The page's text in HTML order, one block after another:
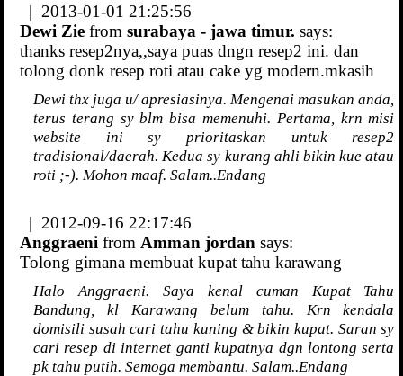
| 2013-01-01 21:25:56
Dewi Zie from surabaya - jawa timur. says:
thanks resep2nya,,saya puas dngn resep2 ini. dan
tolong donk resep roti atau cake yg modern.mkasih
Dewi thx juga u/ apresiasinya. Mengenai masukan anda,
terus terang sy blm bisa memenuhi. Pertama, krn misi
website ini sy prioritaskan untuk resep2
tradisional/daerah. Kedua sy kurang ahli bikin kue atau
roti ;-). Mohon maaf. Salam..Endang
| 2012-09-16 22:17:46
Anggraeni from Amman jordan says:
Tolong gimana membuat kupat tahu karawang
Halo Anggraeni. Saya kenal cuman Kupat Tahu
Bandung, kl Karawang belum tahu. Krn kendala
domisili susah cari tahu kuning & bikin kupat. Saran sy
cari resep di internet ganti kupatnya dgn lontong serta
pk tahu putih. Semoga membantu. Salam..Endang